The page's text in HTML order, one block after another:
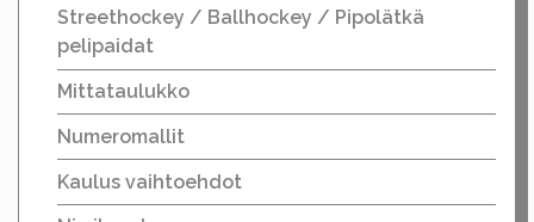
Streethockey / Ballhockey / Pipolätkä
pelipaidat
Mittataulukko
Numeromallit
Kaulus vaihtoehdot